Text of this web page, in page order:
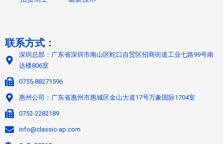
联系方式：
深圳总部：广东省深圳市南山区蛇口自贸区招商街道工业七路99号南
达楼806室
0755-88271596
惠州公司：广东省惠州市惠城区金山大道17号万象国际1704室
0752-2282189
info@classic-ap.com